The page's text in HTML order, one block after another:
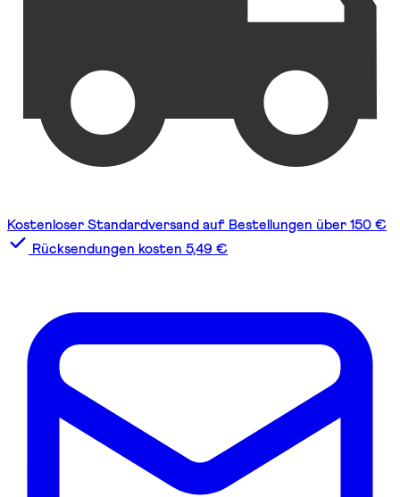
Kostenloser Standardversand auf Bestellungen über 150 €
Rücksendungen kosten 5,49 €